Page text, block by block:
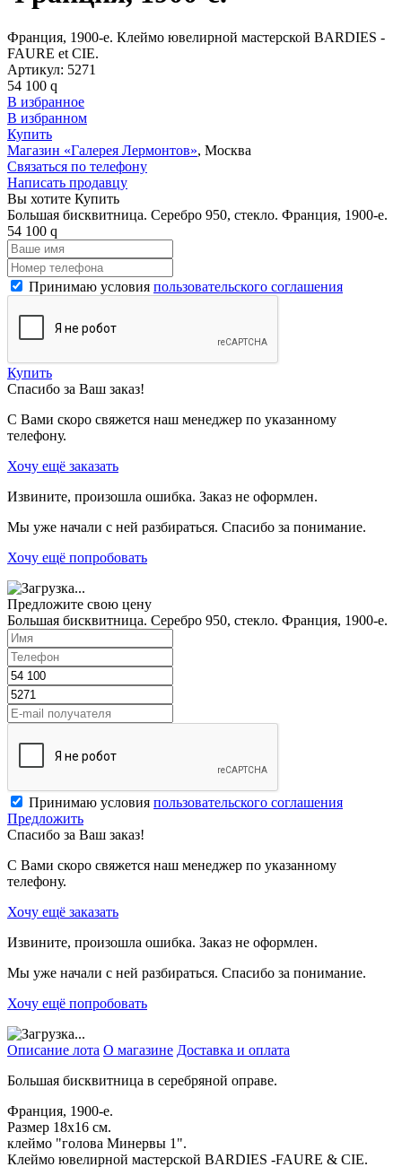
Франция, 1900-е. Клеймо ювелирной мастерской BARDIES -
FAURE et CIE.
Артикул: 5271
54 100 q
В избранное
В избранном
Купить
Магазин «Галерея Лермонтов», Москва
Связаться по телефону
Написать продавцу
Вы хотите Купить
Большая бисквитница. Серебро 950, стекло. Франция, 1900-е.
54 100 q
Принимаю условия пользовательского соглашения
Купить
Спасибо за Ваш заказ!
С Вами скоро свяжется наш менеджер по указанному
телефону.
Хочу ещё заказать
Извините, произошла ошибка. Заказ не оформлен.
Мы уже начали с ней разбираться. Спасибо за понимание.
Хочу ещё попробовать
Предложите свою цену
Большая бисквитница. Серебро 950, стекло. Франция, 1900-е.
Принимаю условия пользовательского соглашения
Предложить
Спасибо за Ваш заказ!
С Вами скоро свяжется наш менеджер по указанному
телефону.
Хочу ещё заказать
Извините, произошла ошибка. Заказ не оформлен.
Мы уже начали с ней разбираться. Спасибо за понимание.
Хочу ещё попробовать
Описание лота О магазине Доставка и оплата
Большая бисквитница в серебряной оправе.
Франция, 1900-е.
Размер 18х16 см.
клеймо "голова Минервы 1".
Клеймо ювелирной мастерской BARDIES -FAURE & CIE.